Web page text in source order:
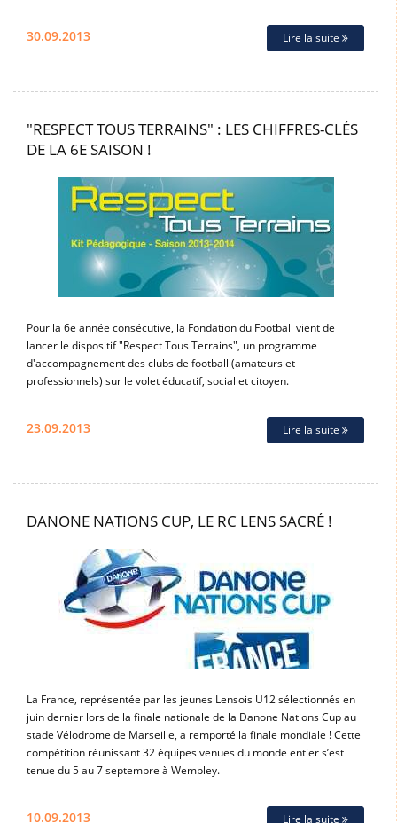
30.09.2013 Lire la suite
"RESPECT TOUS TERRAINS" : LES CHIFFRES-CLÉS
DE LA 6E SAISON !
Pour la 6e année consécutive, la Fondation du Football vient de
lancer le dispositif "Respect Tous Terrains", un programme
d'accompagnement des clubs de football (amateurs et
professionnels) sur le volet éducatif, social et citoyen.
23.09.2013 Lire la suite
DANONE NATIONS CUP, LE RC LENS SACRÉ !
La France, représentée par les jeunes Lensois U12 sélectionnés en
juin dernier lors de la finale nationale de la Danone Nations Cup au
stade Vélodrome de Marseille, a remporté la finale mondiale ! Cette
compétition réunissant 32 équipes venues du monde entier s’est
tenue du 5 au 7 septembre à Wembley.
10.09.2013 Lire la suite